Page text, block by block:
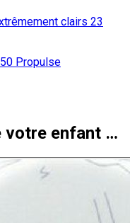
clairs 23
50 Propulse
La maîtresse d'école de votre enfant est transgenre